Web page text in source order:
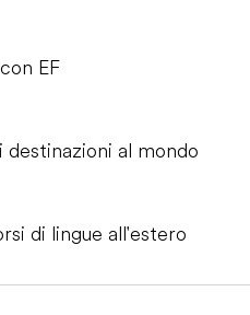
EF
destinazioni al mondo
di lingue all'estero